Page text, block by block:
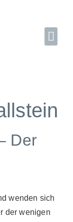
Der
wenden sich
der wenigen